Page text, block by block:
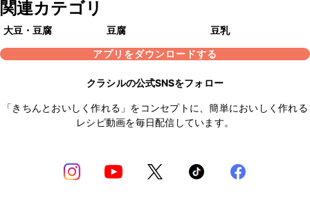
関連カテゴリ
大豆・豆腐 豆腐
豆乳
アプリをダウンロードする
クラシルの公式SNSをフォロー
「きちんとおいしく作れる」をコンセプトに、簡単においしく作れる
レシピ動画を毎日配信しています。